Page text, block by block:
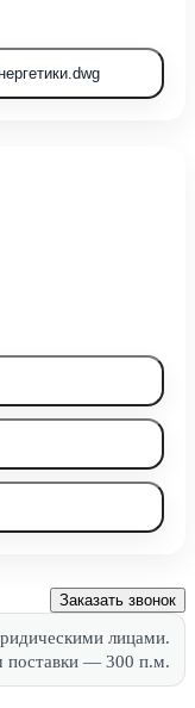
Заказать звонок
лицами.
— 300 п.м.